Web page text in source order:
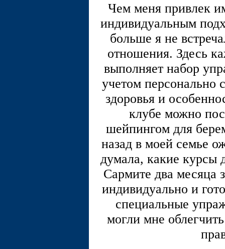
Чем меня привлек
индивидуальным
больше я не
отношения. Здесь
выполняет набор
учетом персонально
здоровья и
клубе можно
шейпингом для
назад в моей семье
думала, какие курсы
Сармите два месяца
индивидуально и
специальные
могли мне